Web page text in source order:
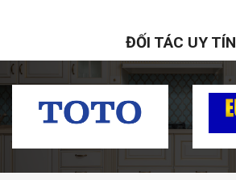
ĐỐI TÁC UY TÍN